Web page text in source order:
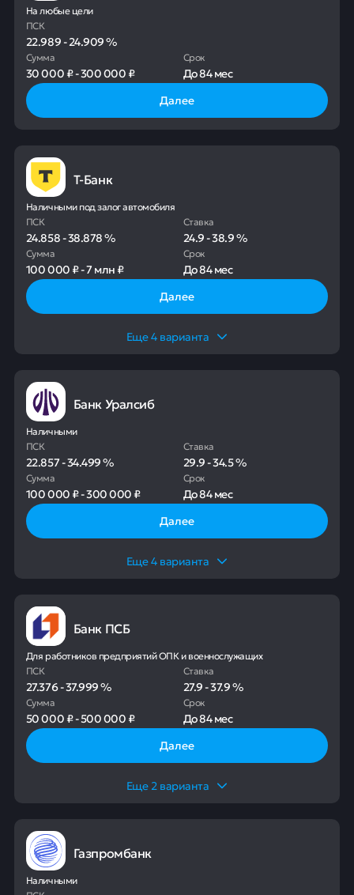
На любые цели
ПСК
22.989-24.909%
Сумма
30 000 ₽-300 000 ₽
Срок
До84 мес
Далее
Т-Банк
Наличными под залог автомобиля
ПСК
24.858-38.878%
Ставка
24.9-38.9%
Сумма
100 000 ₽-7 млн ₽
Срок
До84 мес
Далее
Еще4 варианта
Банк Уралсиб
Наличными
ПСК
22.857-34.499%
Ставка
29.9-34.5%
Сумма
100 000 ₽-300 000 ₽
Срок
До84 мес
Далее
Еще4 варианта
Банк ПСБ
Для работников предприятий ОПК и военнослужащих
ПСК
27.376-37.999%
Ставка
27.9-37.9%
Сумма
50 000 ₽-500 000 ₽
Срок
До84 мес
Далее
Еще2 варианта
Газпромбанк
Наличными